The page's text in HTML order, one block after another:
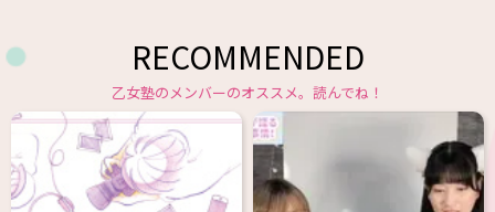
RECOMMENDED
乙女塾のメンバーのオススメ。読んでね！